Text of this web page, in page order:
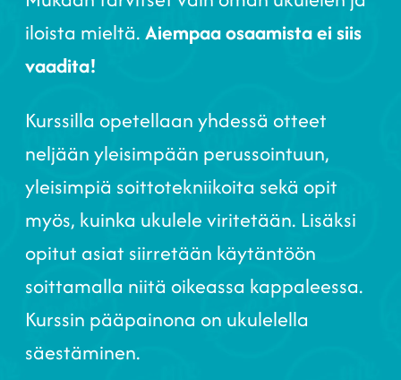
iloista mieltä.Aiempaa osaamista ei siis
vaadita!
Kurssilla opetellaan yhdessä otteet
neljään yleisimpään perussointuun,
yleisimpiä soittotekniikoita sekä opit
myös, kuinka ukulele viritetään. Lisäksi
opitut asiat siirretään käytäntöön
soittamalla niitä oikeassa kappaleessa.
Kurssin pääpainona on ukulelella
säestäminen.